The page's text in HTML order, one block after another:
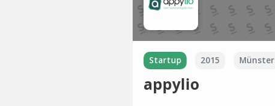
Startup 2015 Münster
appylio